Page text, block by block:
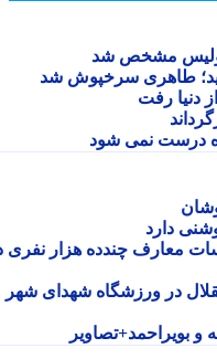
مشخص شد
طاهری سرخپوش شد
رفت
نمی شود
دارد
چندده هزار نفری در
در ورزشگاه شهدای شهر